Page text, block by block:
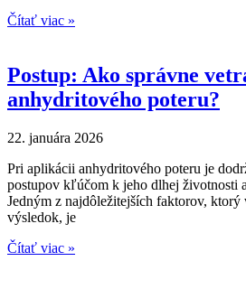
Čítať viac »
Postup: Ako správne
anhydritového poteru?
22. januára 2026
Pri aplikácii anhydritového poteru je
postupov kľúčom k jeho dlhej životnosti
Jedným z najdôležitejších faktorov,
výsledok, je
Čítať viac »